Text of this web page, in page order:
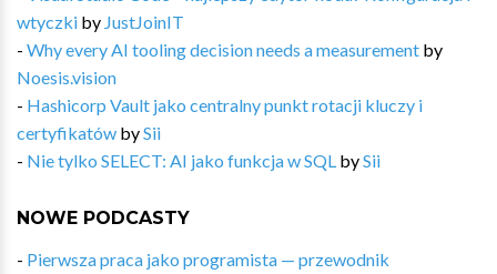
wtyczki by JustJoinIT
- Why every AI tooling decision needs a measurement by
Noesis.vision
- Hashicorp Vault jako centralny punkt rotacji kluczy i
certyfikatów bySii
- Nie tylko SELECT: AI jako funkcja w SQL bySii
NOWE PODCASTY
- Pierwsza praca jako programista — przewodnik